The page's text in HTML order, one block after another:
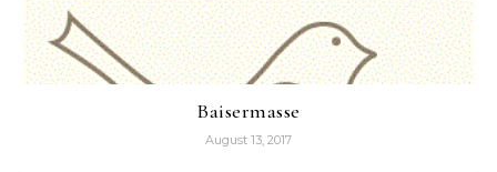
Baisermasse
August 13, 2017